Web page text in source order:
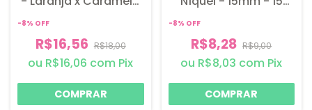
- 3 metros
-8% OFF
R$16,56 R$18,00
R$16,06 com Pix
-8% OFF
R$8,28 R$9,00
R$8,03 com Pix